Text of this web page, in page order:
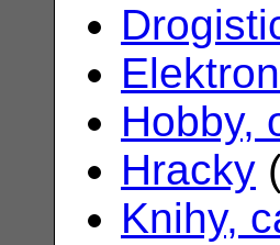
Hobby,
Hracky
Knihy,